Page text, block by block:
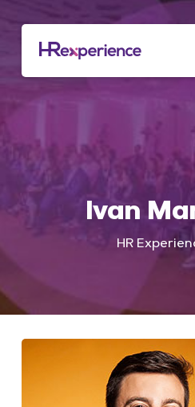
content
Ivan
HR